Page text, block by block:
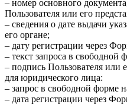
– номер основного
Пользователя или его
– сведения о дате выдачи
его органе;
– дату регистрации через
– текст запроса в свободной
– подпись Пользователя или
для юридического лица:
– запрос в свободной форме
– дата регистрации через